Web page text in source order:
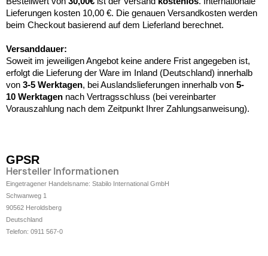
Lieferungen kosten 10,00 €. Die genauen Versandkosten werden
beim Checkout basierend auf dem Lieferland berechnet.
Versanddauer:
Soweit im jeweiligen Angebot keine andere Frist angegeben ist,
erfolgt die Lieferung der Ware im Inland (Deutschland) innerhalb
von 3-5 Werktagen, bei Auslandslieferungen innerhalb von 5-
10 Werktagen nach Vertragsschluss (bei vereinbarter
Vorauszahlung nach dem Zeitpunkt Ihrer Zahlungsanweisung).
GPSR
Hersteller Informationen
Eingetragener Handelsname: Stabilo International GmbH
Schwanweg 1
90562 Heroldsberg
Deutschland
Telefon: 0911 567-0